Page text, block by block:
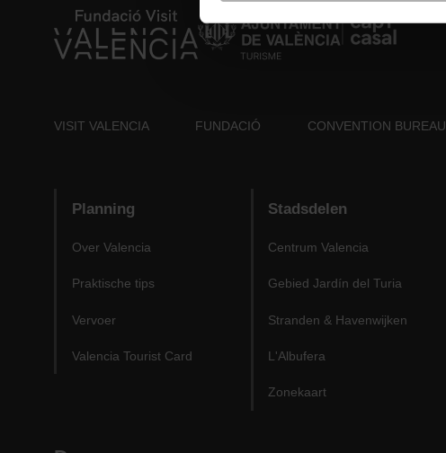
VISIT VALENCIA FUNDACIÓ CONVENTION BUREAU
Planning
Over Valencia
Praktische tips
Vervoer
Valencia Tourist Card
Stadsdelen
Centrum Valencia
Gebied Jardín del Turia
Stranden & Havenwijken
L'Albufera
Zonekaart